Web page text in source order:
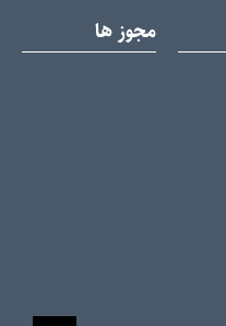
مجوز ها